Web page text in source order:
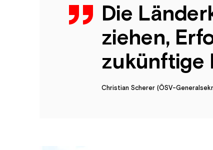
Die
ziehen,
zukünftige
Christian Scherer (ÖSV-